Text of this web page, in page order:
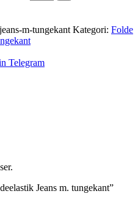
m-tungekant Kategori: Folde
Telegram
Jeans m. tungekant”